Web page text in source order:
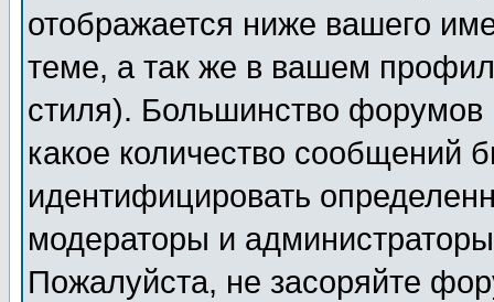
отображается ниже вашего
теме, а так же в вашем
стиля). Большинство форумов
какое количество сообщений
идентифицировать
модераторы и
Пожалуйста, не засоряйте